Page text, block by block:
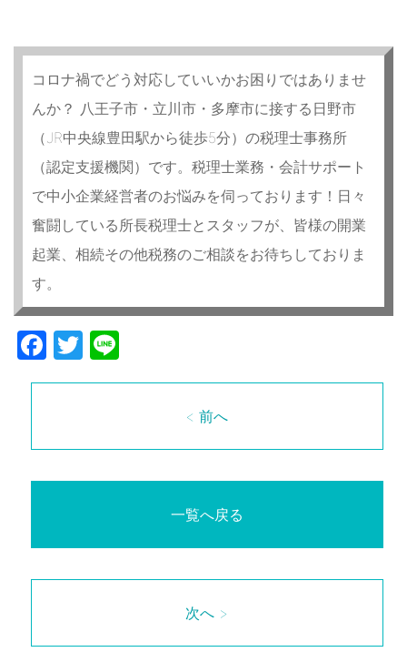
コロナ禍でどう対応していいかお困りではありませ
んか？ 八王子市・立川市・多摩市に接する日野市
（JR中央線豊田駅から徒歩5分）の税理士事務所
（認定支援機関）です。税理士業務・会計サポート
で中小企業経営者のお悩みを伺っております！日々
奮闘している所長税理士とスタッフが、皆様の開業
起業、相続その他税務のご相談をお待ちしておりま
す。
Facebook
Twitter
< 前へ
一覧へ戻る
次へ >